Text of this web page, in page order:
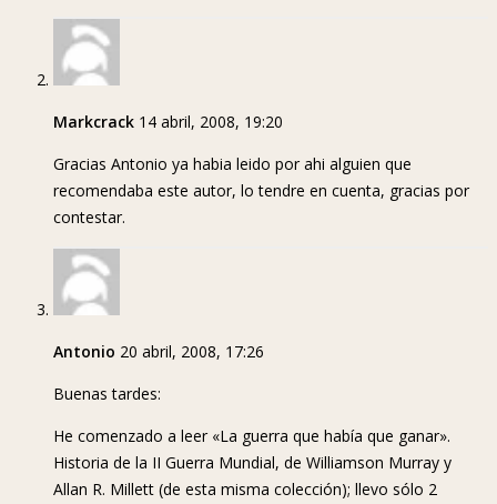
Markcrack 14 abril, 2008, 19:20
Gracias Antonio ya habia leido por ahi alguien que
recomendaba este autor, lo tendre en cuenta, gracias por
contestar.
Antonio 20 abril, 2008, 17:26
Buenas tardes:
He comenzado a leer «La guerra que había que ganar».
Historia de la II Guerra Mundial, de Williamson Murray y
Allan R. Millett (de esta misma colección); llevo sólo 2